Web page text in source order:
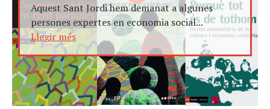
Aquest Sant Jordi hem demanat a algunes
persones expertes en economia social...
Llegir més